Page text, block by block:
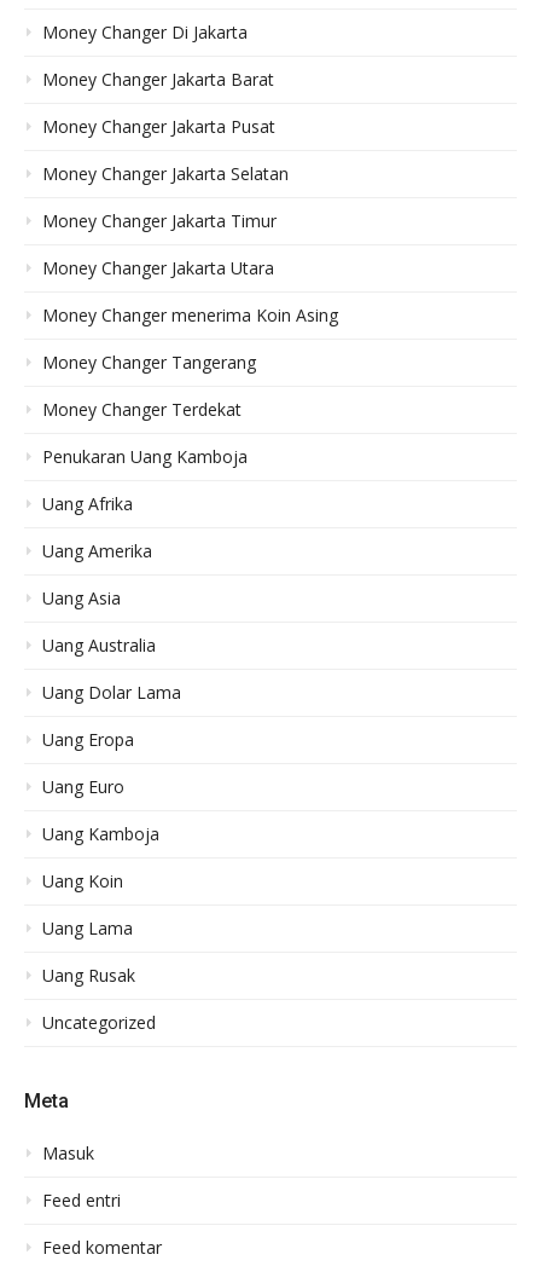
Money Changer Di Jakarta
Money Changer Jakarta Barat
Money Changer Jakarta Pusat
Money Changer Jakarta Selatan
Money Changer Jakarta Timur
Money Changer Jakarta Utara
Money Changer menerima Koin Asing
Money Changer Tangerang
Money Changer Terdekat
Penukaran Uang Kamboja
Uang Afrika
Uang Amerika
Uang Asia
Uang Australia
Uang Dolar Lama
Uang Eropa
Uang Euro
Uang Kamboja
Uang Koin
Uang Lama
Uang Rusak
Uncategorized
Meta
Masuk
Feed entri
Feed komentar